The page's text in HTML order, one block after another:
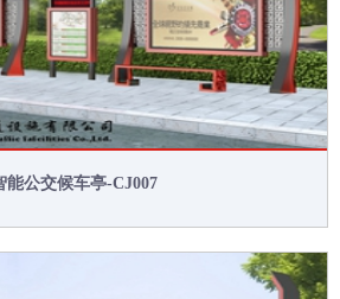
能公交候车亭-CJ007